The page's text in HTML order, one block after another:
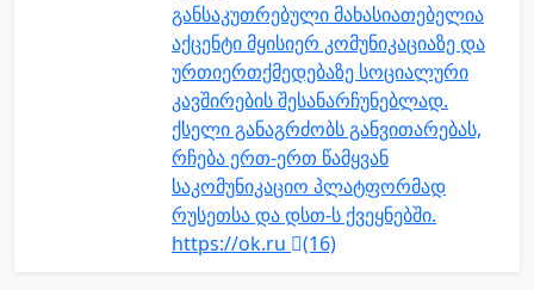
განსაკუთრებული მახასიათებელია
აქცენტი მყისიერ კომუნიკაციაზე და
ურთიერთქმედებაზე სოციალური
კავშირების შესანარჩუნებლად.
ქსელი განაგრძობს განვითარებას,
რჩება ერთ-ერთ წამყვან
საკომუნიკაციო პლატფორმად
რუსეთსა და დსთ-ს ქვეყნებში.
https://ok.ru
(16)